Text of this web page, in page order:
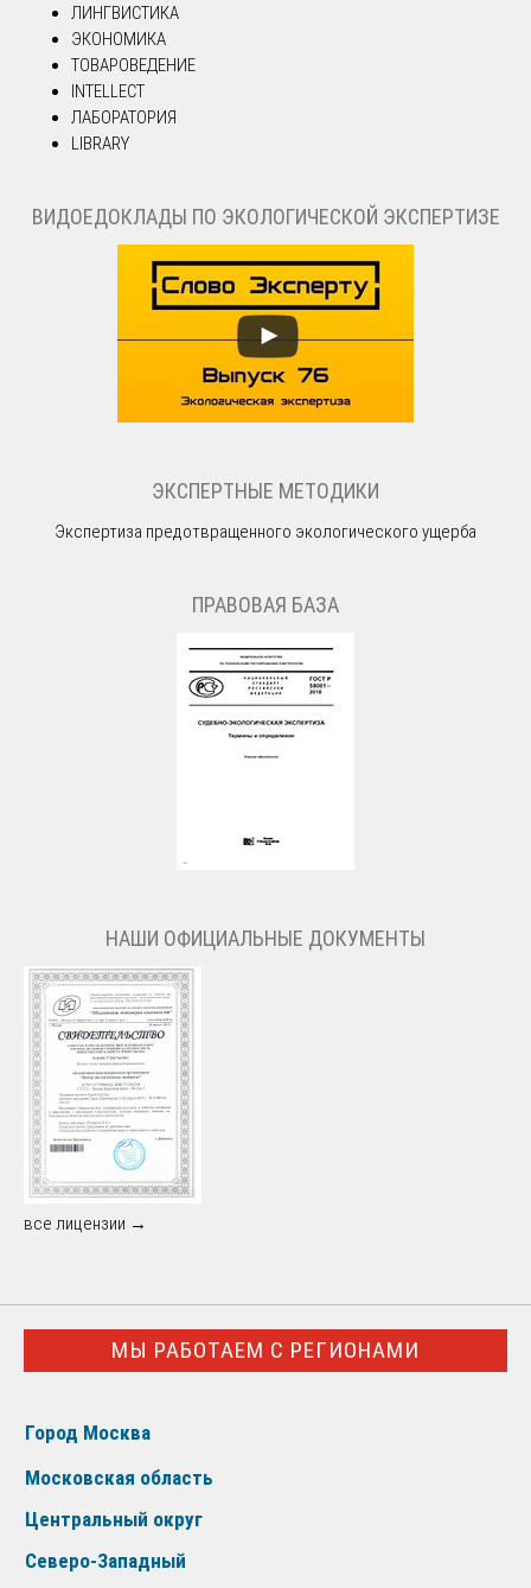
ЛИНГВИСТИКА
ЭКОНОМИКА
ТОВАРОВЕДЕНИЕ
INTELLECT
ЛАБОРАТОРИЯ
LIBRARY
ВИДОЕДОКЛАДЫ ПО ЭКОЛОГИЧЕСКОЙ ЭКСПЕРТИЗЕ
ЭКСПЕРТНЫЕ МЕТОДИКИ
Экспертиза предотвращенного экологического ущерба
ПРАВОВАЯ БАЗА
НАШИ ОФИЦИАЛЬНЫЕ ДОКУМЕНТЫ
все лицензии →
МЫ РАБОТАЕМ С РЕГИОНАМИ
Город Москва
Московская область
Центральный округ
Северо-Западный